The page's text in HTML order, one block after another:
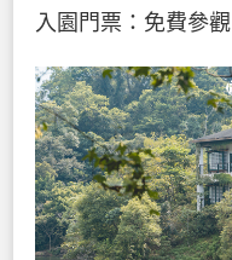
入園門票：免費參觀